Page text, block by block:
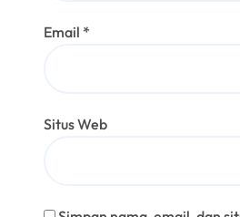
Email *
Situs Web